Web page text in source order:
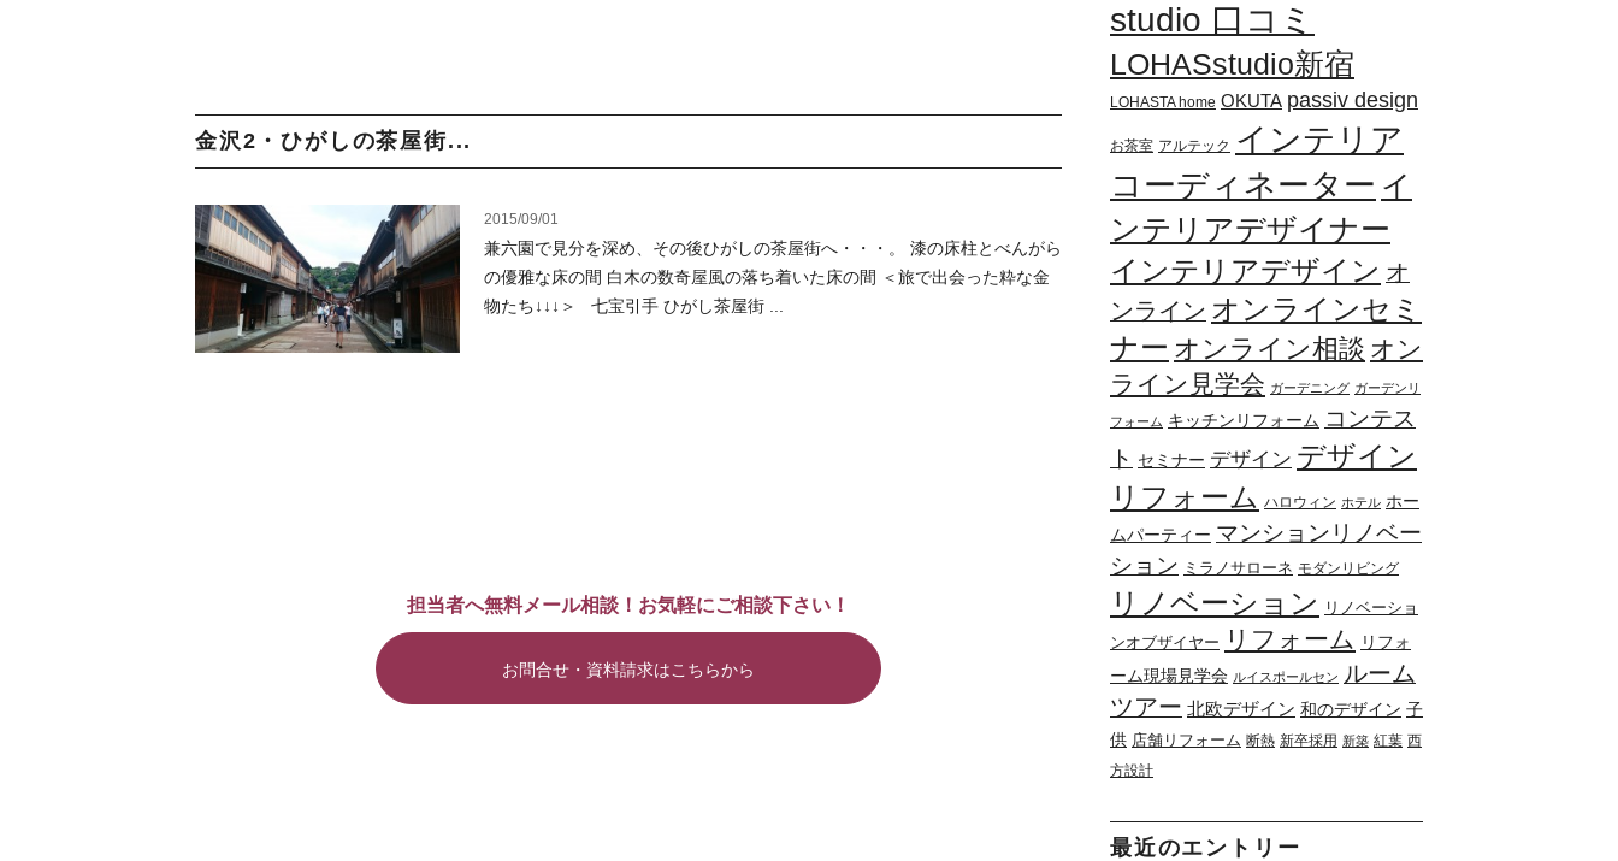
金沢2・ひがしの茶屋街...
2015/09/01
兼六園で見分を深め、その後ひがしの茶屋街へ・・・。 漆の床柱とべんがら
の優雅な床の間 白木の数奇屋風の落ち着いた床の間 ＜旅で出会った粋な金
物たち↓↓↓＞ 七宝引手 ひがし茶屋街 ...
担当者へ無料メール相談！お気軽にご相談下さい！
お問合せ・資料請求はこちらから
studio 口コミ
LOHASstudio新宿
LOHASTA home OKUTA passiv design
お茶室 アルテック インテリア
コーディネーター イ
ンテリアデザイナー
インテリアデザイン オ
ンライン オンラインセミ
ナー オンライン相談 オン
ライン見学会 ガーデニング ガーデンリ
フォーム キッチンリフォーム コンテス
ト セミナー デザイン デザイン
リフォーム ハロウィン ホテル ホー
ムパーティー マンションリノベー
ション ミラノサローネ モダンリビング
リノベーション
リノベーショ
ンオブザイヤー
リフォーム リフォ
ーム現場見学会 ルイスポールセン ルーム
ツアー 北欧デザイン 和のデザイン 子
供 店舗リフォーム 断熱 新卒採用 新築 紅葉 西
方設計
最近のエントリー